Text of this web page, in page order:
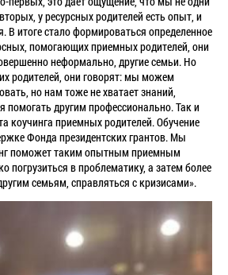
у ресурсных родителей есть опыт, и
В итоге стало формироваться определенное
помогающих приемных родителей, они
неформально, другие семьи. Но
родителей, они говорят: мы можем
но нам тоже не хватает знаний,
помогать другим профессионально. Так и
коучинга приемных родителей. Обучение
Фонда президентских грантов. Мы
поможет таким опытным приемным
погрузиться в проблематику, а затем более
семьям, справляться с кризисами».